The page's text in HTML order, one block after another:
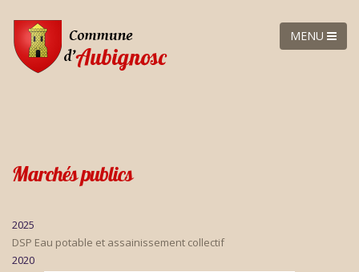
MENU
Marchés publics
2025
DSP Eau potable et assainissement collectif
2020